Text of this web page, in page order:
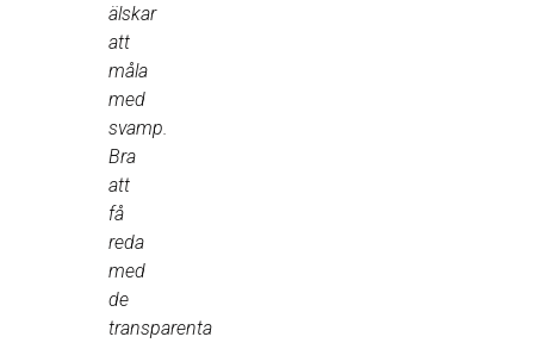
älskar
att
måla
med
svamp.
Bra
att
få
reda
med
de
transparenta